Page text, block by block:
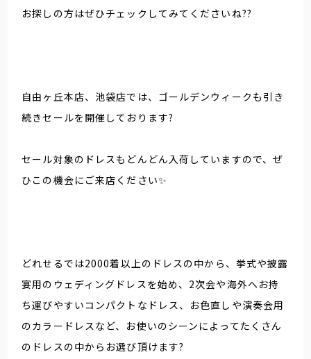
お探しの方はぜひチェックしてみてくださいね??
自由ヶ丘本店、池袋店では、ゴールデンウィークも引き
続きセールを開催しております?
セール対象のドレスもどんどん入荷していますので、ぜ
ひこの機会にご来店ください✨
どれせるでは2000着以上のドレスの中から、挙式や披露
宴用のウェディングドレスを始め、2次会や海外へお持
ち運びやすいコンパクトなドレス、お色直しや演奏会用
のカラードレスなど、お使いのシーンによってたくさん
のドレスの中からお選び頂けます?